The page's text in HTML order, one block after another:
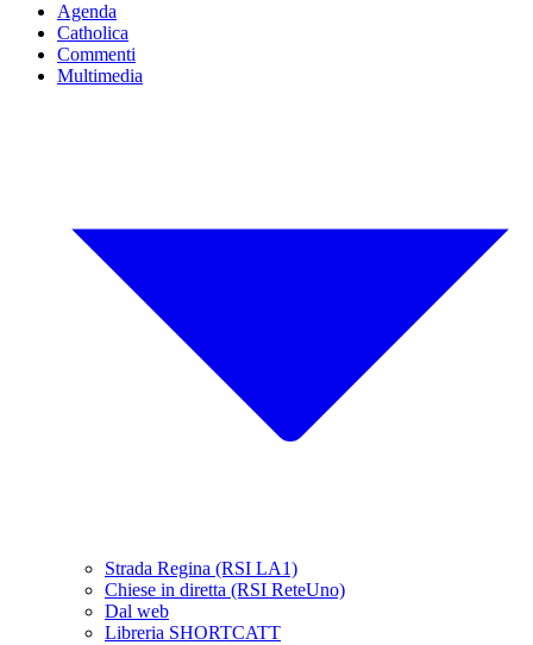
Agenda
Catholica
Commenti
Multimedia
Strada Regina (RSI LA1)
Chiese in diretta (RSI ReteUno)
Dal web
Libreria SHORTCATT